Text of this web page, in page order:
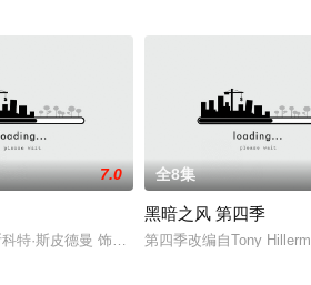
gay
7.0
科特·斯皮德曼 饰）是一名身负重罪、名誉扫
全8集
黑暗之风 第四季
第四季改编自Tony